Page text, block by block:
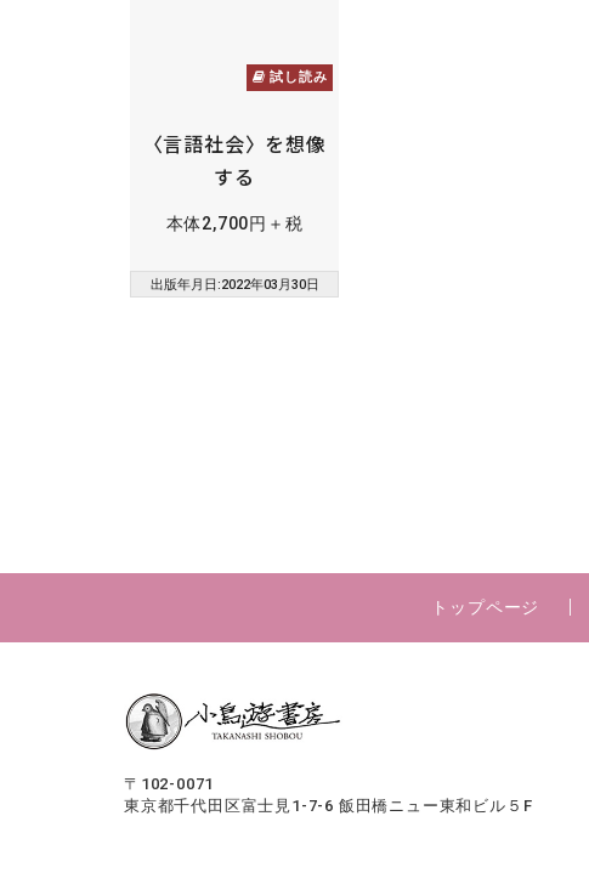
試し読み
〈言語社会〉を想像
する
本体2,700円＋税
出版年月日:2022年03月30日
トップページ
〒102-0071
東京都千代田区富士見1-7-6 飯田橋ニュー東和ビル５F